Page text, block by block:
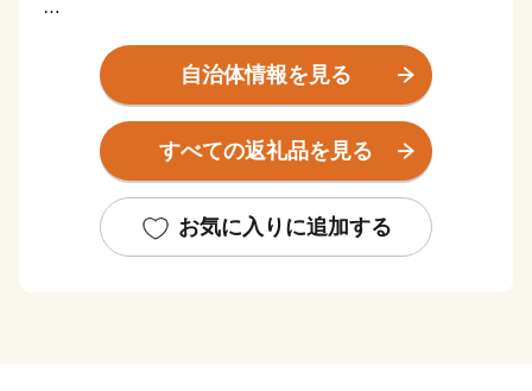
たしてきた 山崎町》
《特に古くから歴史・文化遺産を数多く有する 一宮
《平安時代には京都石清水八幡宮の荘園として組み入れ
《冬には市内でも特に積雪が多く、和鉄の郷として繁栄
してきた 千種町》
自治体情報を見る
すべての返礼品を見る
お気に入りに追加する